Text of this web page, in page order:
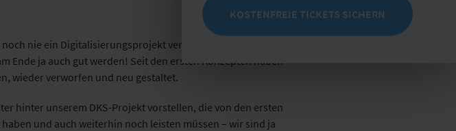
nie ein Digitalisierungsprojekt verantwortet. Bevor es
Ende ja auch gut werden! Seit den ersten Konzepten haben
wieder verworfen und neu gestaltet.
hinter unserem DKS-Projekt vorstellen, die von den ersten
und auch weiterhin noch leisten müssen – wir sind ja
KOSTENFREIE TICKETS SICHERN